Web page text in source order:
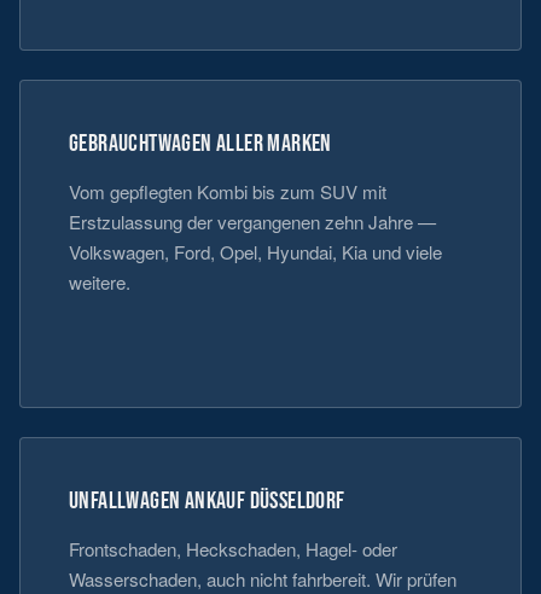
GEBRAUCHTWAGEN ALLER MARKEN
Vom gepflegten Kombi bis zum SUV mit
Erstzulassung der vergangenen zehn Jahre —
Volkswagen, Ford, Opel, Hyundai, Kia und viele
weitere.
UNFALLWAGEN ANKAUF DÜSSELDORF
Frontschaden, Heckschaden, Hagel- oder
Wasserschaden, auch nicht fahrbereit. Wir prüfen